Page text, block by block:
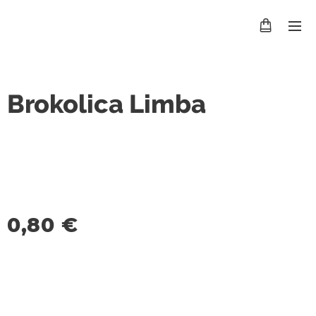
Brokolica Limba
0,80 €